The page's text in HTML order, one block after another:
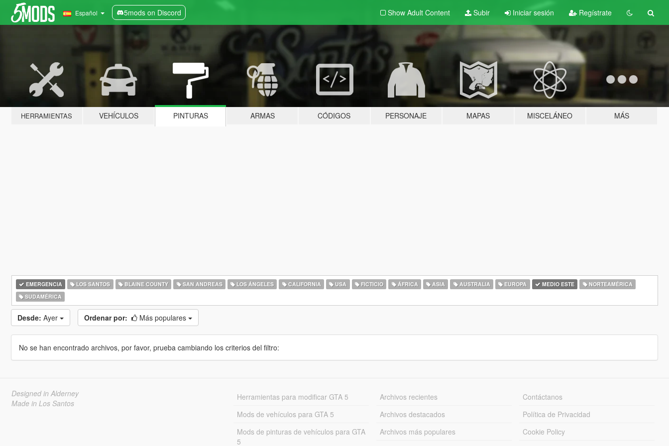
Español 5mods on Discord Show Adult Content Subir Iniciar sesión Regístrate
HERRAMIENTAS VEHÍCULOS PINTURAS ARMAS CÓDIGOS PERSONAJE MAPAS MISCELÁNEO MÁS
EMERGENCIA LOS SANTOS BLAINE COUNTY SAN ANDREAS LOS ÁNGELES CALIFORNIA USA FICTICIO ÁFRICA ASIA AUSTRALIA EUROPA MEDIO ESTE
NORTEAMÉRICA
SUDAMÉRICA
Desde: Ayer Ordenar por: Más populares
No se han encontrado archivos, por favor, prueba cambiando los criterios del filtro:
Designed in Alderney
Made in Los Santos
Herramientas para modificar GTA 5
Mods de vehículos para GTA 5
Mods de pinturas de vehículos para GTA
5
Archivos recientes
Archivos destacados
Archivos más populares
Contáctanos
Política de Privacidad
Cookie Policy